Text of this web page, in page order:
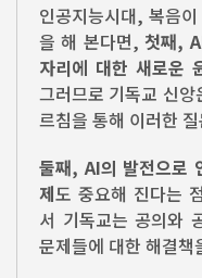
인공지능시대, 복음
을 해 본다면,첫째,
자리에 대한 새로운
그러므로 기독교 신
르침을 통해 이러한
둘째, AI의 발전으로
제도 중요해 진다는
서 기독교는 공의와
문제들에 대한 해결책